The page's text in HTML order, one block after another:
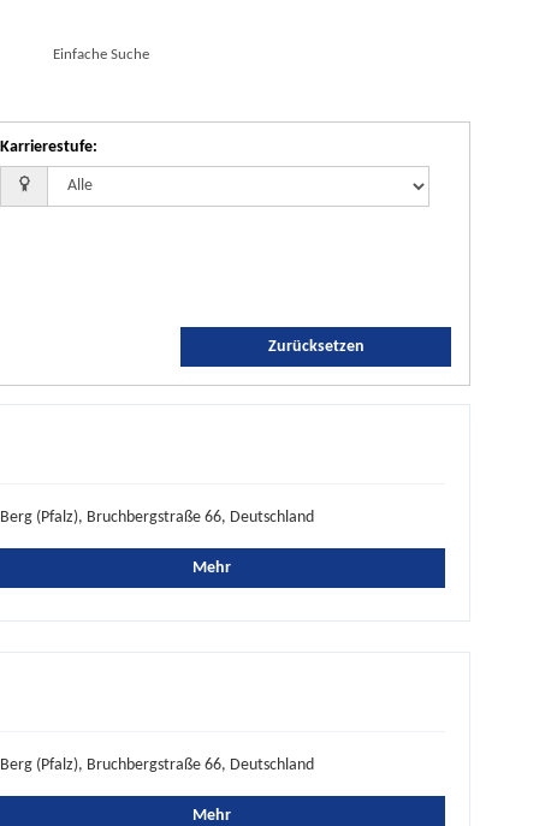
Einfache Suche
Karrierestufe:
Zurücksetzen
Berg (Pfalz), Bruchbergstraße 66, Deutschland
Mehr
Berg (Pfalz), Bruchbergstraße 66, Deutschland
Mehr